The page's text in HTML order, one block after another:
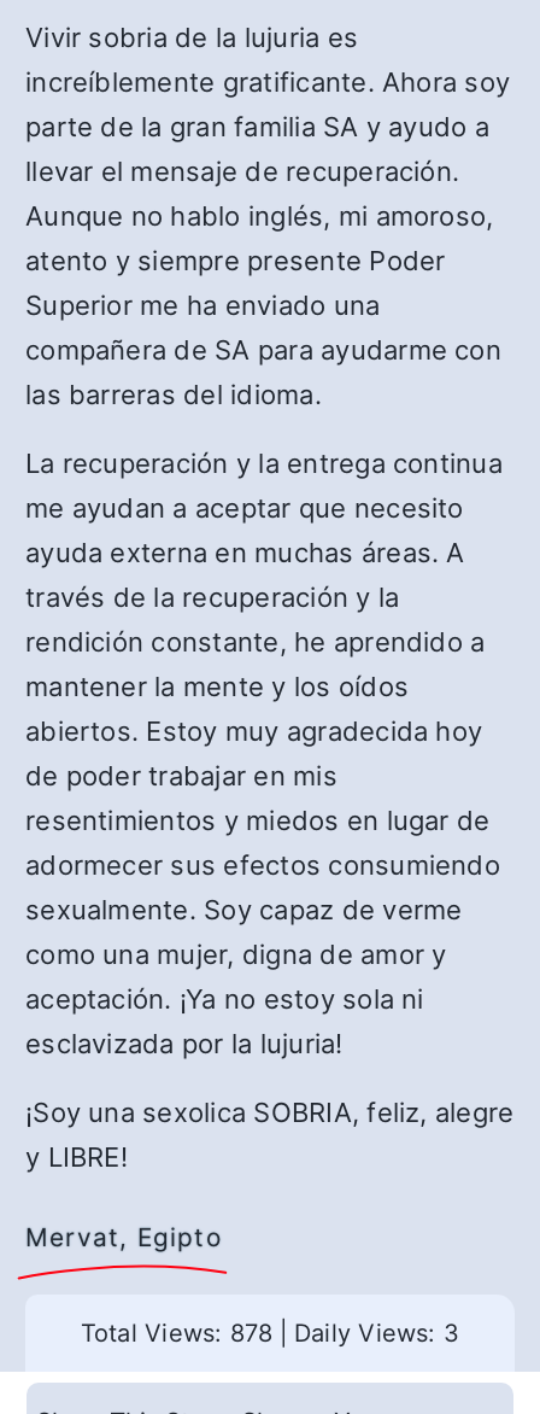
Vivir sobria de la lujuria es
increíblemente gratificante. Ahora soy
parte de la gran familia SA y ayudo a
llevar el mensaje de recuperación.
Aunque no hablo inglés, mi amoroso,
atento y siempre presente Poder
Superior me ha enviado una
compañera de SA para ayudarme con
las barreras del idioma.
La recuperación y la entrega continua
me ayudan a aceptar que necesito
ayuda externa en muchas áreas. A
través de la recuperación y la
rendición constante, he aprendido a
mantener la mente y los oídos
abiertos. Estoy muy agradecida hoy
de poder trabajar en mis
resentimientos y miedos en lugar de
adormecer sus efectos consumiendo
sexualmente. Soy capaz de verme
como una mujer, digna de amor y
aceptación. ¡Ya no estoy sola ni
esclavizada por la lujuria!
¡Soy una sexolica SOBRIA, feliz, alegre
y LIBRE!
Mervat, Egipto
Total Views: 878 Daily Views: 3